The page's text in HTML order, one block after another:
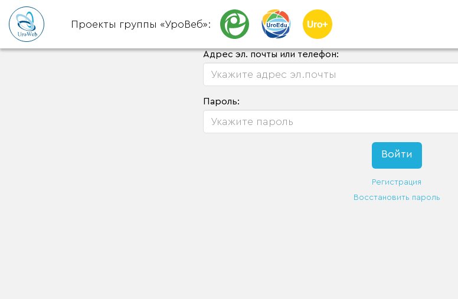
Проекты группы «УроВеб»:
Адрес эл. почты или телефон:
Пароль:
Регистрация
Восстановить пароль